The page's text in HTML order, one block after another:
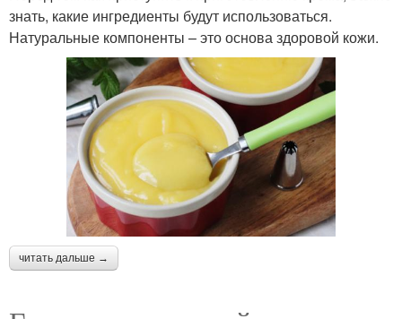
знать, какие ингредиенты будут использоваться.
Натуральные компоненты – это основа здоровой кожи.
читать дальше →